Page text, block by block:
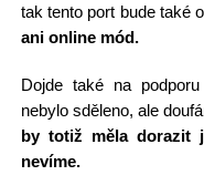
tak tento port bude také
ani online mód.
Dojde také na
nebylo sděleno, ale
by totiž měla dorazit
nevíme.